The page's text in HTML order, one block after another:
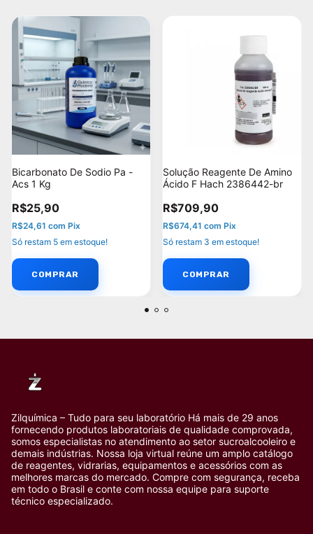
Bicarbonato De Sodio Pa -
Acs 1 Kg
R$25,90
R$24,61 com Pix
Só restam 5 em estoque!
Solução Reagente De Amino
Ácido F Hach 2386442-br
R$709,90
R$674,41 com Pix
Só restam 3 em estoque!
Zilquímica – Tudo para seu laboratório Há mais de 29 anos
fornecendo produtos laboratoriais de qualidade comprovada,
somos especialistas no atendimento ao setor sucroalcooleiro e
demais indústrias. Nossa loja virtual reúne um amplo catálogo
de reagentes, vidrarias, equipamentos e acessórios com as
melhores marcas do mercado. Compre com segurança, receba
em todo o Brasil e conte com nossa equipe para suporte
técnico especializado.